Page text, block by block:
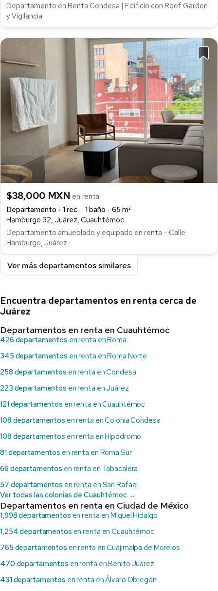
Departamento en Renta Condesa | Edificio con Roof Garden
y Vigilancia
$38,000 MXN en renta
Departamento
1 rec. 1 baño
65 m²
Hamburgo 32, Juárez, Cuauhtémoc
Departamento amueblado y equipado en renta – Calle
Hamburgo, Juárez
Ver más departamentos similares
Encuentra departamentos en renta cerca de
Juárez
Departamentos en renta en Cuauhtémoc
426 departamentos en renta en Roma
345 departamentos en renta en Roma Norte
258 departamentos en renta en Condesa
223 departamentos en renta en Juárez
121 departamentos en renta en Cuauhtémoc
108 departamentos en renta en Colonia Condesa
108 departamentos en renta en Hipódromo
81 departamentos en renta en Roma Sur
66 departamentos en renta en Tabacalera
57 departamentos en renta en San Rafael
Ver todas las colonias de Cuauhtémoc →
Departamentos en renta en Ciudad de México
1,998 departamentos en renta en Miguel Hidalgo
1,254 departamentos en renta en Cuauhtémoc
765 departamentos en renta en Cuajimalpa de Morelos
470 departamentos en renta en Benito Juárez
431 departamentos en renta en Álvaro Obregón